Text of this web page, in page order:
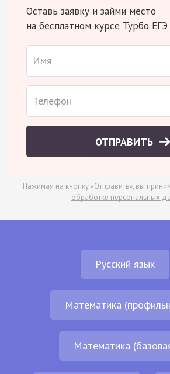
Оставь заявку и займи место
на бесплатном курсе Турбо ЕГЭ
ОТПРАВИТЬ
Нажимая на кнопку «Отправить», вы
обработке персональных
Русский язык
Математика
Математика